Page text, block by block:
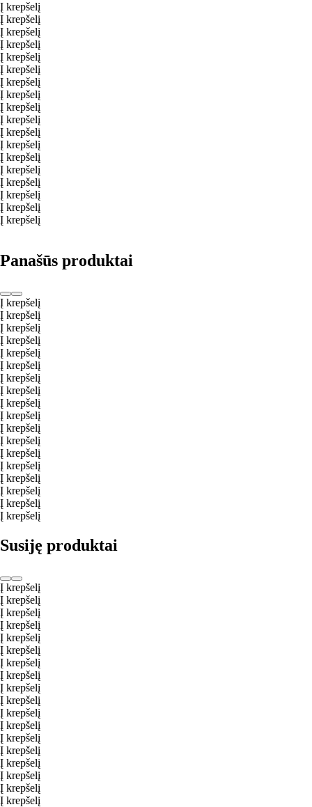
Į krepšelį
Į krepšelį
Į krepšelį
Į krepšelį
Į krepšelį
Į krepšelį
Į krepšelį
Į krepšelį
Į krepšelį
Į krepšelį
Į krepšelį
Į krepšelį
Į krepšelį
Į krepšelį
Į krepšelį
Į krepšelį
Į krepšelį
Į krepšelį
Panašūs produktai
Į krepšelį
Į krepšelį
Į krepšelį
Į krepšelį
Į krepšelį
Į krepšelį
Į krepšelį
Į krepšelį
Į krepšelį
Į krepšelį
Į krepšelį
Į krepšelį
Į krepšelį
Į krepšelį
Į krepšelį
Į krepšelį
Į krepšelį
Į krepšelį
Susiję produktai
Į krepšelį
Į krepšelį
Į krepšelį
Į krepšelį
Į krepšelį
Į krepšelį
Į krepšelį
Į krepšelį
Į krepšelį
Į krepšelį
Į krepšelį
Į krepšelį
Į krepšelį
Į krepšelį
Į krepšelį
Į krepšelį
Į krepšelį
Į krepšelį